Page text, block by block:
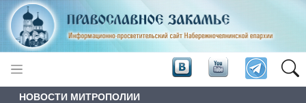
НОВОСТИ МИТРОПОЛИИ